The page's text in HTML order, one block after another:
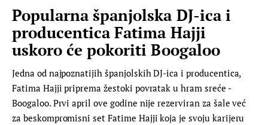
Popularna španjolska DJ-ica i
producentica Fatima Hajji
uskoro će pokoriti Boogaloo
Jedna od najpoznatijih španjolskih DJ-ica i producentica,
Fatima Hajji priprema žestoki povratak u hram sreće -
Boogaloo. Prvi april ove godine nije rezerviran za šale već
za beskompromisni set Fatime Hajji koja je svoju karijeru